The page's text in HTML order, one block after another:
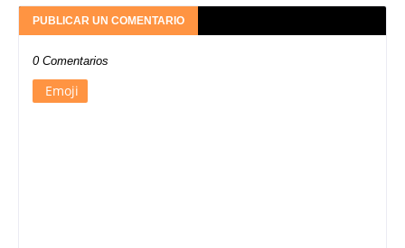
PUBLICAR UN COMENTARIO
0 Comentarios
Emoji